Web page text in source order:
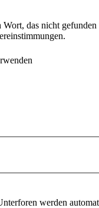
Wort, das nicht
werden